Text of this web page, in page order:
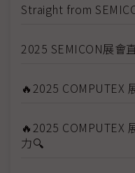
Straight from
2025 SEMICON展會
🔥2025 COMPUTEX
🔥2025 COMPUTEX
力🔍